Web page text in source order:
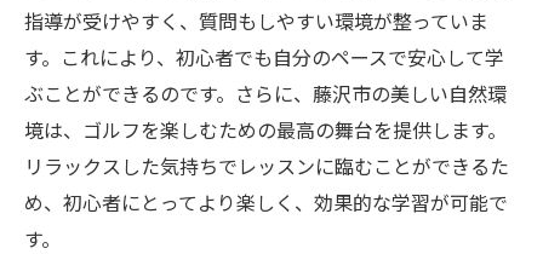
藤沢市でゴルフレッスンを選ぶ際のポイン
ト
初心者から支持される藤沢市のレッスンの
特徴
藤沢市のゴルフレッスンが初心者に適して
いる理由
指導が受けやすく、質問もしやすい環境が整っていま
す。これにより、初心者でも自分のペースで安心して学
ぶことができるのです。さらに、藤沢市の美しい自然環
境は、ゴルフを楽しむための最高の舞台を提供します。
リラックスした気持ちでレッスンに臨むことができるた
め、初心者にとってより楽しく、効果的な学習が可能で
す。